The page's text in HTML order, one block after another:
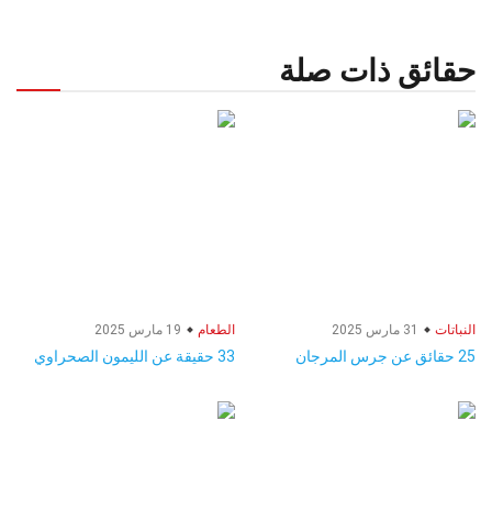
حقائق ذات صلة
النباتات
25 حقائق عن جرس المرجان
الطعام
33 حقيقة عن الليمون الصحراوي